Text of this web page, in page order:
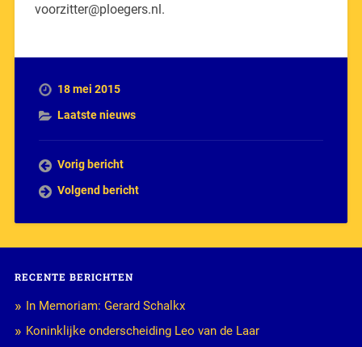
voorzitter@ploegers.nl.
18 mei 2015
Laatste nieuws
Vorig bericht
Volgend bericht
RECENTE BERICHTEN
In Memoriam: Gerard Schalkx
Koninklijke onderscheiding Leo van de Laar